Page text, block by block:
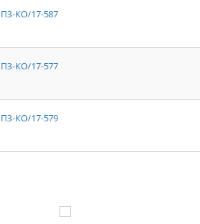
КО/17-587
КО/17-577
КО/17-579